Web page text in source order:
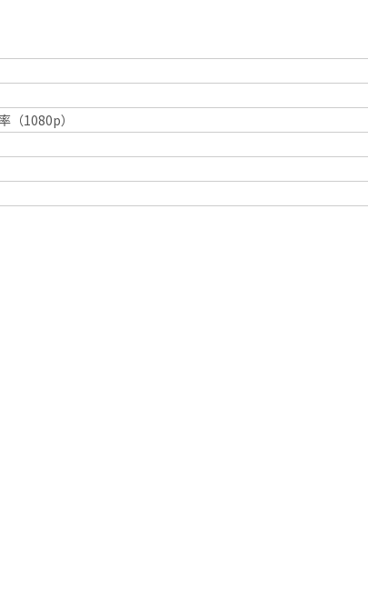
（1080p）